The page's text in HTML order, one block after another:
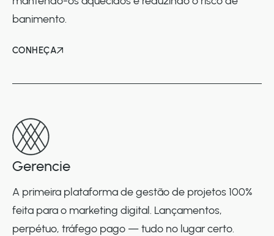
banimento.
CONHEÇA
Gerencie
A primeira plataforma de gestão de projetos 100%
feita para o marketing digital. Lançamentos,
perpétuo, tráfego pago — tudo no lugar certo.